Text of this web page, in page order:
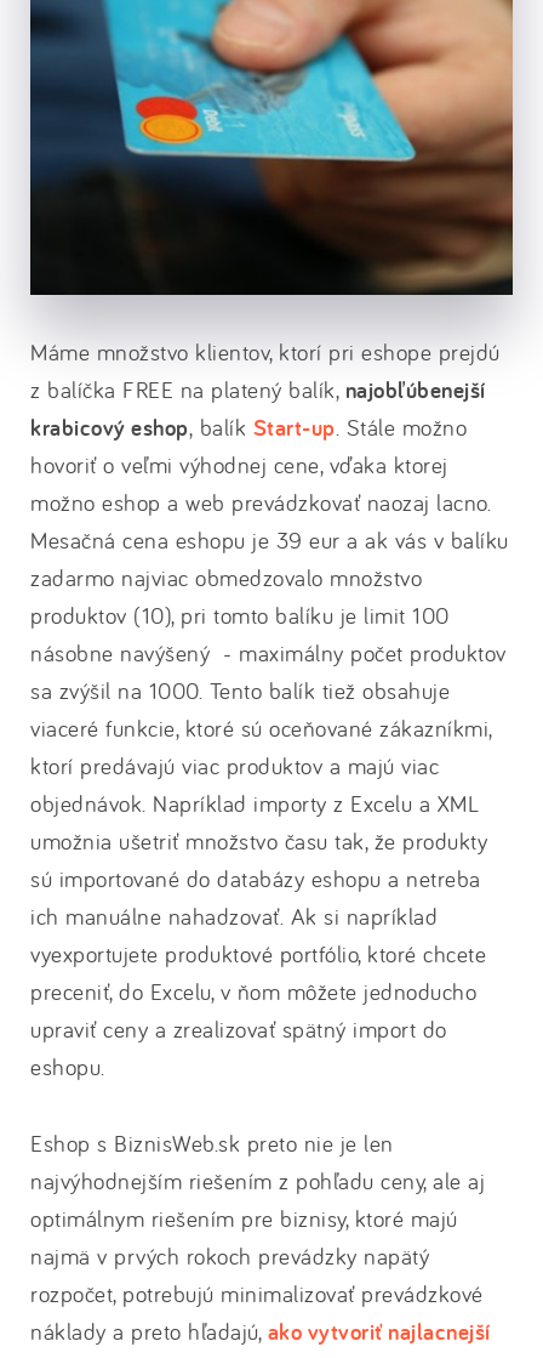
Máme množstvo klientov, ktorí pri eshope prejdú
z balíčka FREE na platený balík, najobľúbenejší
krabicový eshop, balík Start-up. Stále možno
hovoriť o veľmi výhodnej cene, vďaka ktorej
možno eshop a web prevádzkovať naozaj lacno.
Mesačná cena eshopu je 39 eur a ak vás v balíku
zadarmo najviac obmedzovalo množstvo
produktov (10), pri tomto balíku je limit 100
násobne navýšený - maximálny počet produktov
sa zvýšil na 1000. Tento balík tiež obsahuje
viaceré funkcie, ktoré sú oceňované zákazníkmi,
ktorí predávajú viac produktov a majú viac
objednávok. Napríklad importy z Excelu a XML
umožnia ušetriť množstvo času tak, že produkty
sú importované do databázy eshopu a netreba
ich manuálne nahadzovať. Ak si napríklad
vyexportujete produktové portfólio, ktoré chcete
preceniť, do Excelu, v ňom môžete jednoducho
upraviť ceny a zrealizovať spätný import do
eshopu.
Eshop s BiznisWeb.sk preto nie je len
najvýhodnejším riešením z pohľadu ceny, ale aj
optimálnym riešením pre biznisy, ktoré majú
najmä v prvých rokoch prevádzky napätý
rozpočet, potrebujú minimalizovať prevádzkové
náklady a preto hľadajú, ako vytvoriť najlacnejší